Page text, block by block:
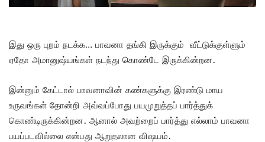
இது ஒரு புறம் நடக்க… பாவனா தங்கி இருக்கும் வீட்டுக்குள்ளும்
ஏதோ அமானுஷ்யங்கள் நடந்து கொண்டே இருக்கின்றன.
இன்னும் கேட்டால் பாவனாவின் கண்களுக்கு இரண்டு மாய
உருவங்கள் தோன்றி அவ்வப்போது பயமுறுத்தப் பார்த்துக்
கொண்டிருக்கின்றன. ஆனால் அவற்றைப் பார்த்து எல்லாம் பாவனா
பயப்படவில்லை என்பது ஆறுதலான விஷயம்.